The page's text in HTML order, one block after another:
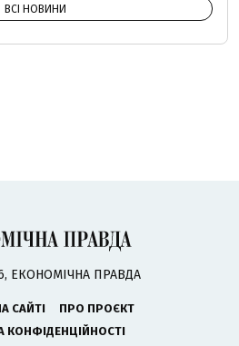
ВСІ НОВИНИ
ЕКОНОМІЧНА ПРАВДА
САЙТІ
ПРО ПРОЄКТ
КОНФІДЕНЦІЙНОСТІ